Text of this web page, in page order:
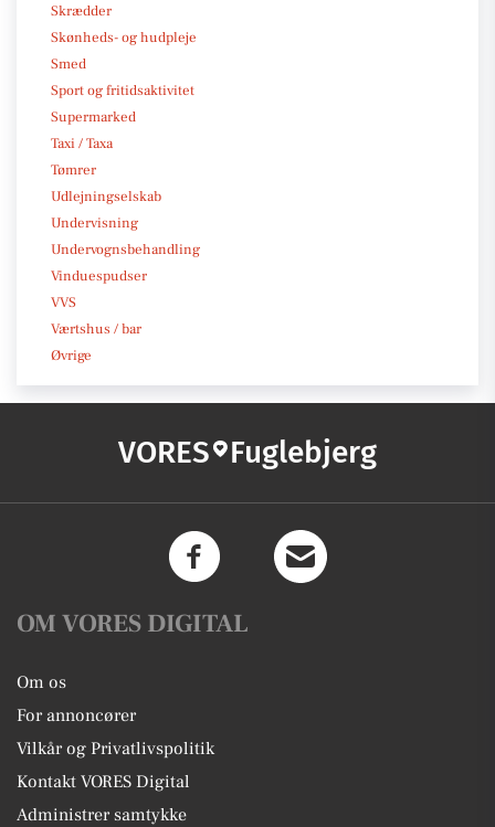
Skrædder
Skønheds- og hudpleje
Smed
Sport og fritidsaktivitet
Supermarked
Taxi / Taxa
Tømrer
Udlejningselskab
Undervisning
Undervognsbehandling
Vinduespudser
VVS
Værtshus / bar
Øvrige
VORES Fuglebjerg
OM VORES DIGITAL
Om os
For annoncører
Vilkår og Privatlivspolitik
Kontakt VORES Digital
Administrer samtykke